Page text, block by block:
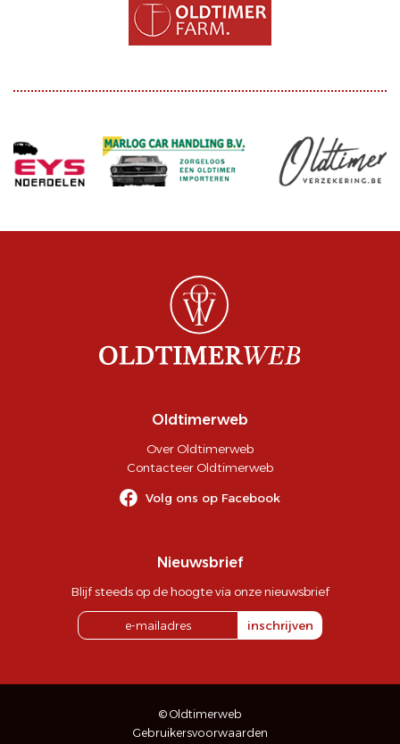
Oldtimerweb
Over Oldtimerweb
Contacteer Oldtimerweb
Volg ons op Facebook
Nieuwsbrief
Blijf steeds op de hoogte via onze nieuwsbrief
inschrijven
© Oldtimerweb
Gebruikersvoorwaarden